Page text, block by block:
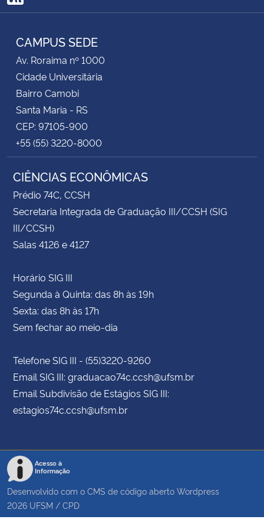
RSS
CAMPUS SEDE
Av. Roraima nº 1000
Cidade Universitária
Bairro Camobi
Santa Maria - RS
CEP: 97105-900
+55 (55) 3220-8000
CIÊNCIAS ECONÔMICAS
Prédio 74C, CCSH
Secretaria Integrada de Graduação III/CCSH (SIG
III/CCSH)
Salas 4126 e 4127
Horário SIG III
Segunda à Quinta: das 8h às 19h
Sexta: das 8h às 17h
Sem fechar ao meio-dia
Telefone SIG III - (55)3220-9260
Email SIG III: graduacao74c.ccsh@ufsm.br
Email Subdivisão de Estágios SIG III:
estagios74c.ccsh@ufsm.br
Acesso à
Informação
Desenvolvido com o CMS de código aberto Wordpress
2026 UFSM / CPD